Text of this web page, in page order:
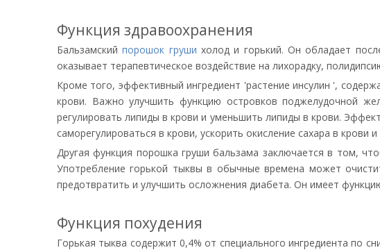
Функция здравоохранения
Бальзамскийпорошок грушихолод и горький. Он обладает
оказывает терапевтическое воздействие на лихорадку,
Кроме того, эффективный ингредиент 'растение инсулин ',
крови. Важно улучшить функцию островков поджелудочной
регулировать липиды в крови и уменьшить липиды в крови.
саморегулироваться в крови, ускорить окисление сахара в
Другая функция порошка груши бальзама заключается в том,
Употребление горькой тыквы в обычные времена может
предотвратить и улучшить осложнения диабета. Он имеет
Функция похудения
Горькая тыква содержит 0,4% от специального ингредиента по